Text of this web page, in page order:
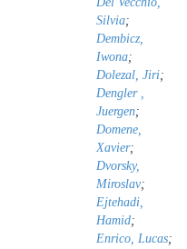
Silvia;
Dembicz,
Iwona;
Dolezal, Jiri;
Dengler ,
Juergen;
Domene,
Xavier;
Dvorsky,
Miroslav;
Ejtehadi,
Hamid;
Enrico, Lucas;